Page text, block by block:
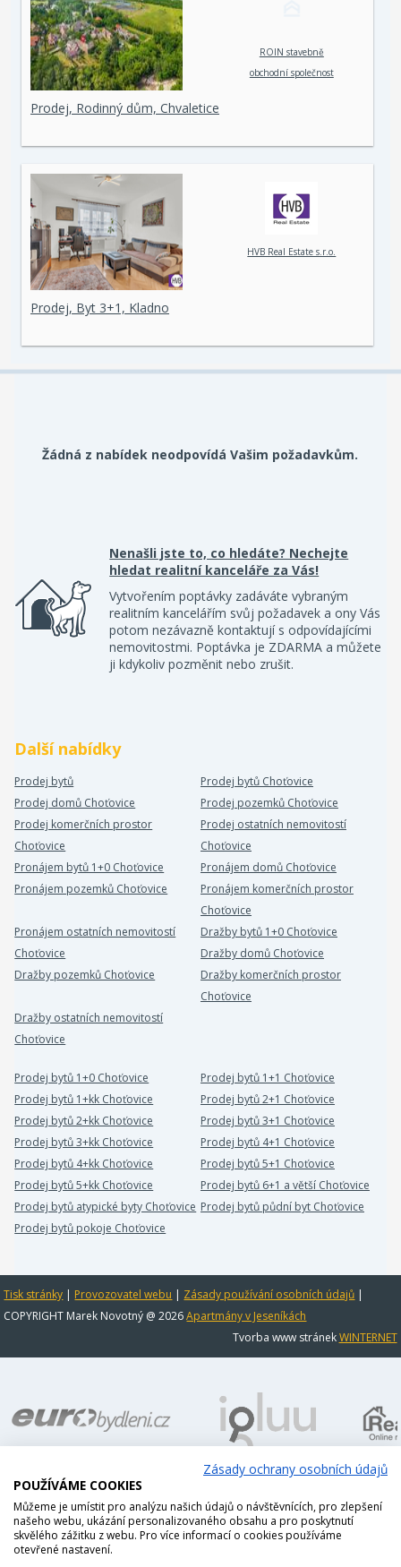
ROIN stavebně
obchodní společnost
Prodej, Rodinný dům, Chvaletice
HVB Real Estate s.r.o.
Prodej, Byt 3+1, Kladno
Žádná z nabídek neodpovídá Vašim požadavkům.
Nenašli jste to, co hledáte? Nechejte
hledat realitní kanceláře za Vás!
Vytvořením poptávky zadáváte vybraným
realitním kancelářím svůj požadavek a ony Vás
potom nezávazně kontaktují s odpovídajícími
nemovitostmi. Poptávka je ZDARMA a můžete
ji kdykoliv pozměnit nebo zrušit.
Další nabídky
Prodej bytů
Prodej bytů Choťovice
Prodej domů Choťovice
Prodej pozemků Choťovice
Prodej komerčních prostor
Choťovice
Prodej ostatních nemovitostí
Choťovice
Pronájem bytů 1+0 Choťovice
Pronájem domů Choťovice
Pronájem pozemků Choťovice
Pronájem komerčních prostor
Choťovice
Pronájem ostatních nemovitostí
Choťovice
Dražby bytů 1+0 Choťovice
Dražby domů Choťovice
Dražby pozemků Choťovice
Dražby komerčních prostor
Choťovice
Dražby ostatních nemovitostí
Choťovice
Prodej bytů 1+0 Choťovice
Prodej bytů 1+1 Choťovice
Prodej bytů 1+kk Choťovice
Prodej bytů 2+1 Choťovice
Prodej bytů 2+kk Choťovice
Prodej bytů 3+1 Choťovice
Prodej bytů 3+kk Choťovice
Prodej bytů 4+1 Choťovice
Prodej bytů 4+kk Choťovice
Prodej bytů 5+1 Choťovice
Prodej bytů 5+kk Choťovice
Prodej bytů 6+1 a větší Choťovice
Prodej bytů atypické byty Choťovice Prodej bytů půdní byt Choťovice
Prodej bytů pokoje Choťovice
Tisk stránky | Provozovatel webu | Zásady používání osobních údajů |
COPYRIGHT Marek Novotný @ 2026Apartmány v Jeseníkách
Tvorba www stránekWINTERNET
Zásady ochrany osobních údajů
POUŽÍVÁME COOKIES
Můžeme je umístit pro analýzu našich údajů o návštěvnících, pro zlepšení
našeho webu, ukázání personalizovaného obsahu a pro poskytnutí
skvělého zážitku z webu. Pro více informací o cookies používáme
otevřené nastavení.